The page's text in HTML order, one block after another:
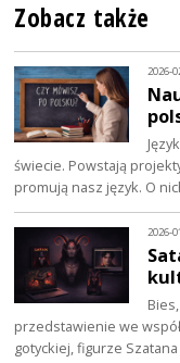
Zobacz także
2026-
świecie. Powstają
promują nasz język. O
2026-
przedstawienie we
gotyckiej, figurze